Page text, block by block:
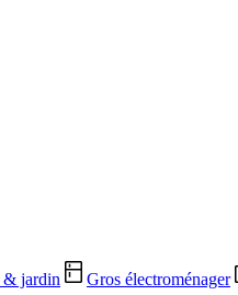
& jardin Gros électroménager